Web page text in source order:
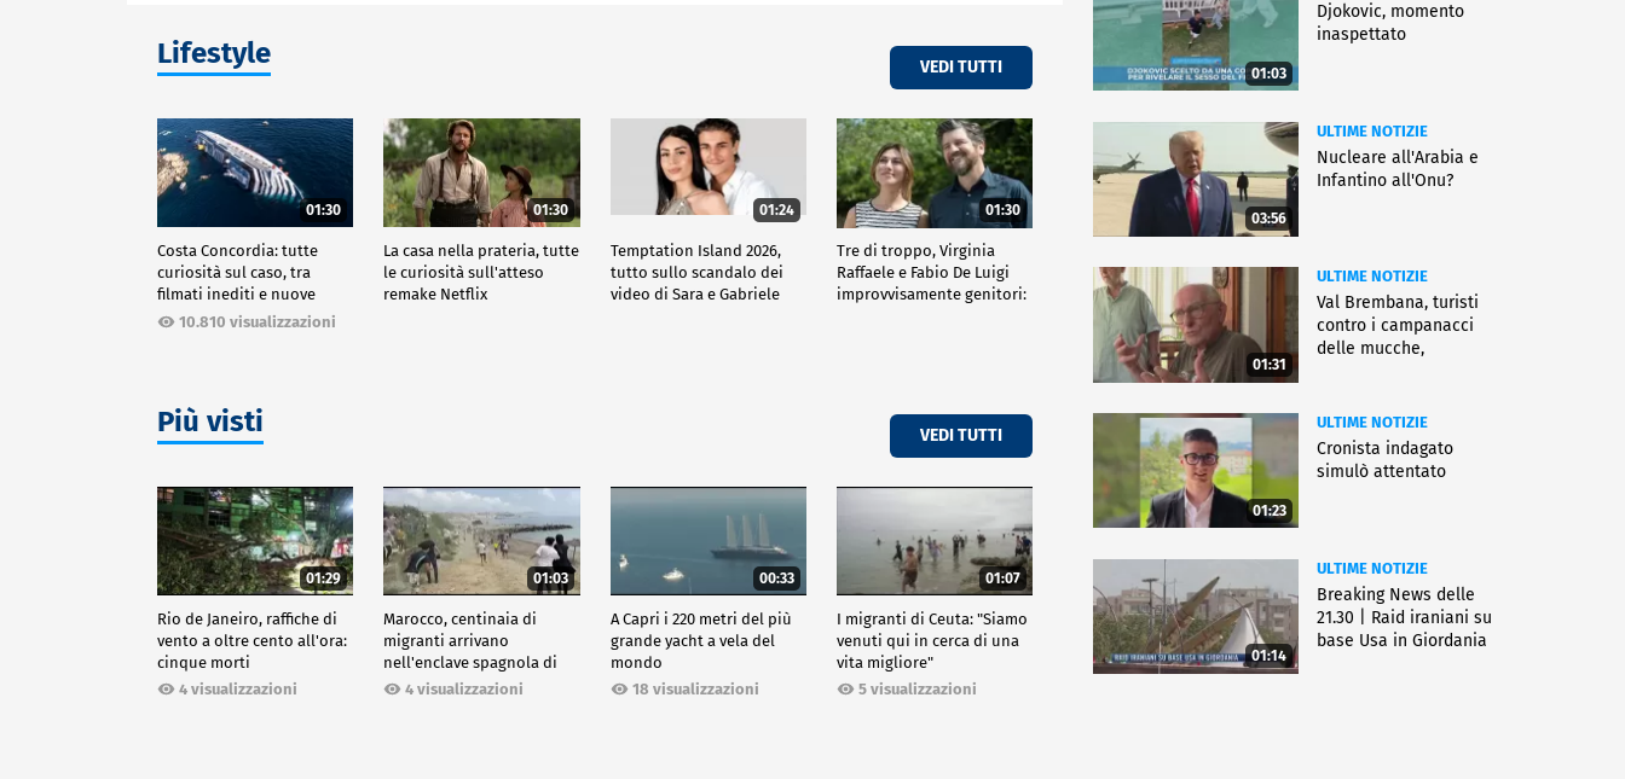
Lifestyle VEDI TUTTI
01:30
Costa Concordia: tutte
curiosità sul caso, tra
filmati inediti e nuove
ricostruzioni
10.810 visualizzazioni
01:30
La casa nella prateria, tutte
le curiosità sull'atteso
remake Netflix
01:24
Temptation Island 2026,
tutto sullo scandalo dei
video di Sara e Gabriele
01:30
Tre di troppo, Virginia
Raffaele e Fabio De Luigi
improvvisamente genitori:
Più visti VEDI TUTTI
01:29
Rio de Janeiro, raffiche di
vento a oltre cento all'ora:
cinque morti
4 visualizzazioni
01:03
Marocco, centinaia di
migranti arrivano
nell'enclave spagnola di
Ceuta4 visualizzazioni
00:33
A Capri i 220 metri del più
grande yacht a vela del
mondo
18 visualizzazioni
01:07
I migranti di Ceuta: "Siamo
venuti qui in cerca di una
vita migliore"
5 visualizzazioni
01:03
Djokovic, momento
inaspettato
03:56
ULTIME NOTIZIE
Nucleare all'Arabia e
Infantino all'Onu?
01:31
ULTIME NOTIZIE
Val Brembana, turisti
contro i campanacci
delle mucche,
01:23
ULTIME NOTIZIE
Cronista indagato
simulò attentato
01:14
ULTIME NOTIZIE
Breaking News delle
21.30 | Raid iraniani su
base Usa in Giordania